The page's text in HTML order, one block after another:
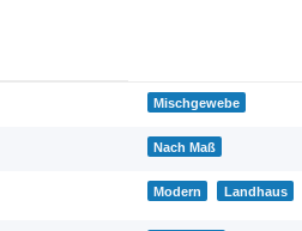
Mischgewebe
Nach Maß
Modern Landhaus